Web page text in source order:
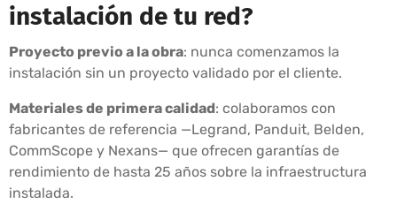
instalación de tu red?
Proyecto previo a la obra: nunca comenzamos la
instalación sin un proyecto validado por el cliente.
Materiales de primera calidad: colaboramos con
fabricantes de referencia —Legrand, Panduit, Belden,
CommScope y Nexans— que ofrecen garantías de
rendimiento de hasta 25 años sobre la infraestructura
instalada.